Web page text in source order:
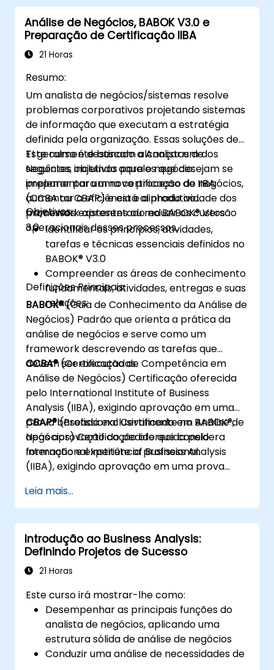
de qualidade.
Análise de Negócios, BABOK V3.0 e
Preparação de Certificação IIBA
21 Horas
Resumo:
Um analista de negócios/sistemas resolve
problemas corporativos projetando sistemas
de informação que executam a estratégia
definida pela organização. Essas soluções de
TI geralmente buscam alcançar um dos
seguintes objetivos para o negócio:
implementar um novo processo de negócios,
aumentar a eficiência e a produtividade dos
processos existentes ou reduzir os custos
operacionais desses processos.
Este curso é destinado a Analistas de
Negócios, incluindo aqueles que desejam se
preparar para uma certificação do IIBA
(CCBA ou CBAP) e está alinhado ao
framework apresentado no BABOK® Versão
3.0.
Objetivos:
Identificar os princípios, atividades,
tarefas e técnicas essenciais definidos no
BABOK® V3.0
Compreender as áreas de conhecimento
fundamentais, atividades, entregas e suas
relações:
Definições Principais:
BABOK®(Guia de Conhecimento da Análise de
Negócios) Padrão que orienta a prática da
análise de negócios e serve como um
framework descrevendo as tarefas que
devem ser executadas.
CCBA®(Certificação de Competência em
Análise de Negócios) Certificação oferecida
pelo International Institute of Business
Analysis (IIBA), exigindo aprovação em uma
prova baseada exclusivamente no BABOK®,
após aprovação do pedido que considera
formação e experiência profissional.
CBAP®(Profissional Certificado em Análise de
Negócios) Certificação oferecida pelo
International Institute of Business Analysis
(IIBA), exigindo aprovação em uma prova
aprovação do pedido que considera
formação e experiência profissional.
Leia mais...
Introdução ao Business Analysis:
Definindo Projetos de Sucesso
21 Horas
Este curso irá mostrar-lhe como:
Desempenhar as principais funções do
analista de negócios, aplicando uma
estrutura sólida de análise de negócios
Conduzir uma análise de necessidades de